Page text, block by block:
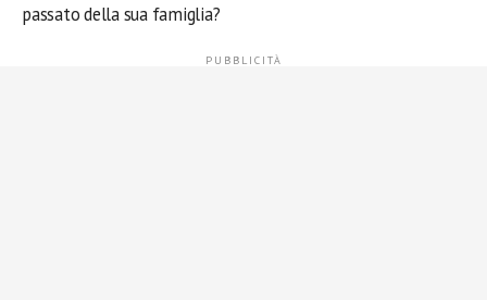
passato della sua famiglia?